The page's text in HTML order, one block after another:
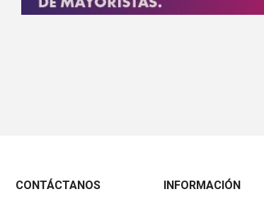
CONTÁCTANOS INFORMACIÓN